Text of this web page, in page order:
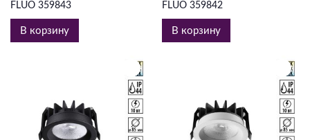
FLUO 359843
В корзину
FLUO 359842
В корзину